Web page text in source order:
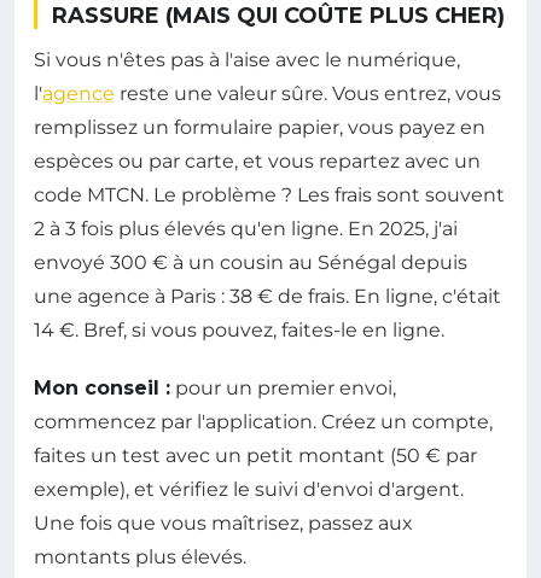
RASSURE (MAIS QUI COÛTE PLUS CHER)
Si vous n'êtes pas à l'aise avec le numérique,
l'agence reste une valeur sûre. Vous entrez, vous
remplissez un formulaire papier, vous payez en
espèces ou par carte, et vous repartez avec un
code MTCN. Le problème ? Les frais sont souvent
2 à 3 fois plus élevés qu'en ligne. En 2025, j'ai
envoyé 300 € à un cousin au Sénégal depuis
une agence à Paris : 38 € de frais. En ligne, c'était
14 €. Bref, si vous pouvez, faites-le en ligne.
Mon conseil : pour un premier envoi,
commencez par l'application. Créez un compte,
faites un test avec un petit montant (50 € par
exemple), et vérifiez le suivi d'envoi d'argent.
Une fois que vous maîtrisez, passez aux
montants plus élevés.